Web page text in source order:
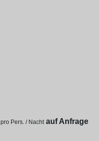
pro Pers. / Nacht auf Anfrage